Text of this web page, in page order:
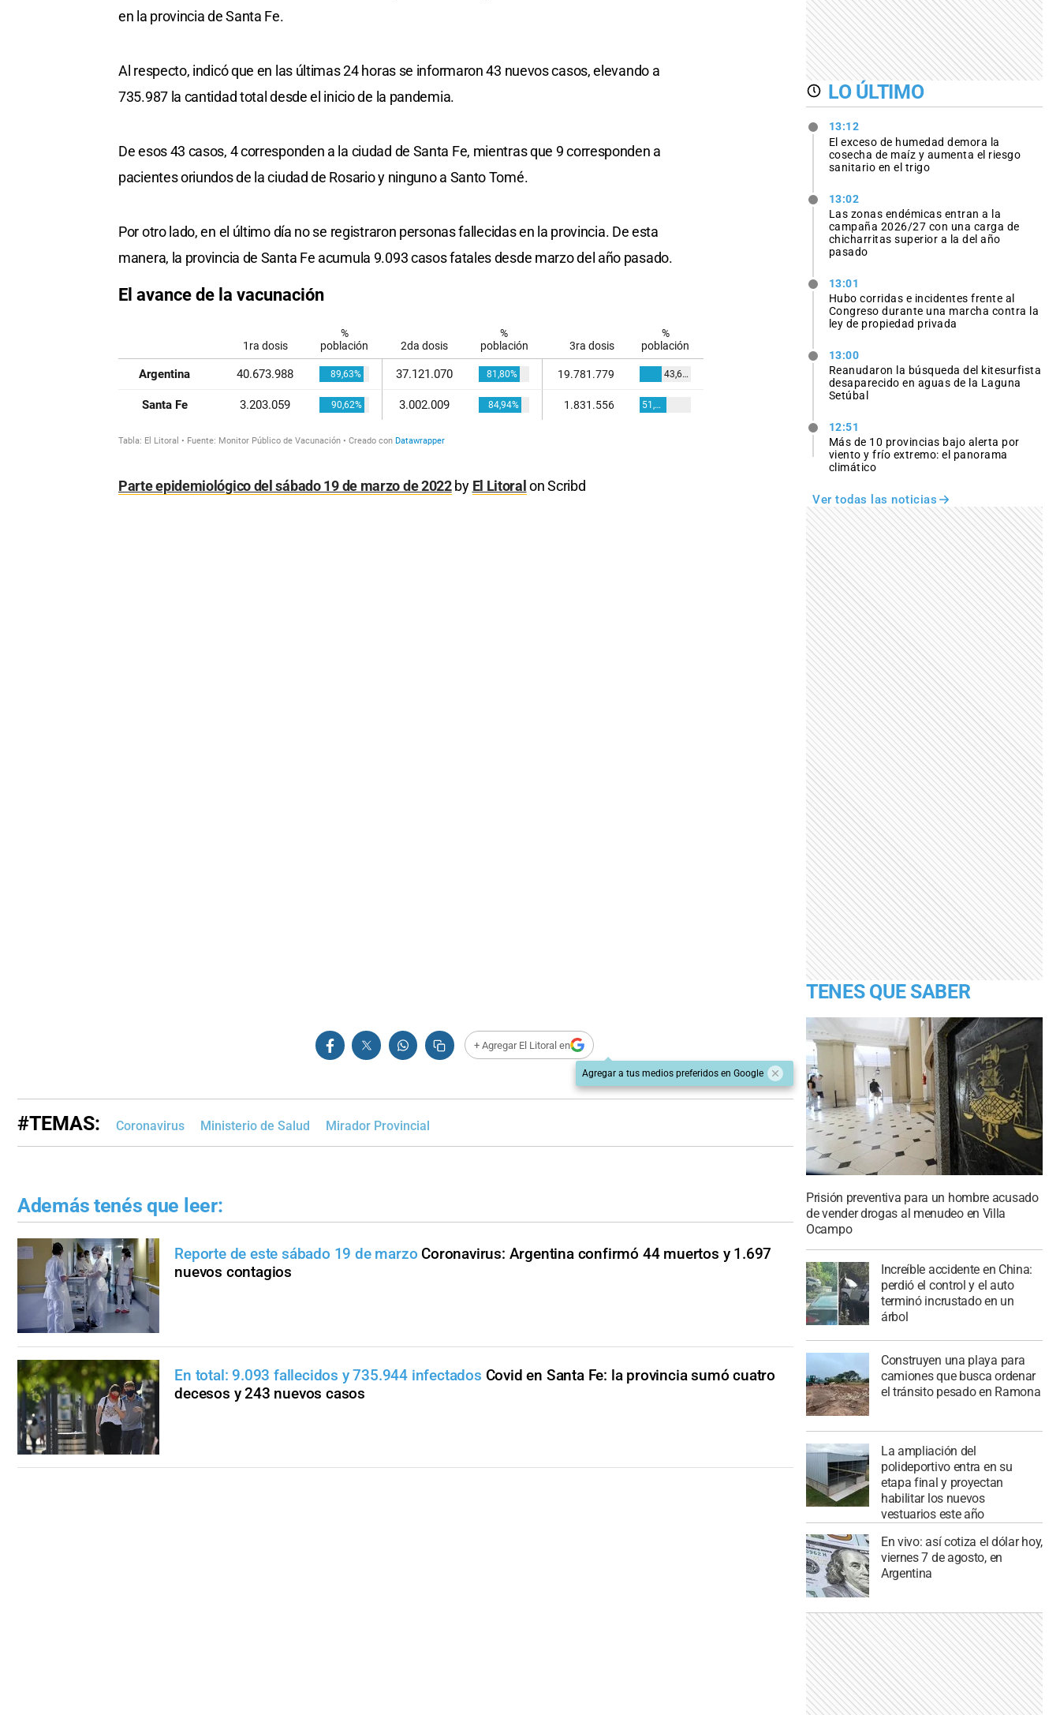
en la provincia de Santa Fe.
Al respecto, indicó que en las últimas 24 horas se informaron 43 nuevos casos, elevando a
735.987 la cantidad total desde el inicio de la pandemia.
De esos 43 casos, 4 corresponden a la ciudad de Santa Fe, mientras que 9 corresponden a
pacientes oriundos de la ciudad de Rosario y ninguno a Santo Tomé.
Por otro lado, en el último día no se registraron personas fallecidas en la provincia. De esta
manera, la provincia de Santa Fe acumula 9.093 casos fatales desde marzo del año pasado.
Parte epidemiológico del sábado 19 de marzo de 2022by El Litoral on Scribd
+ Agregar El Litoral en
Agregar a tus medios preferidos en Google
#TEMAS: Coronavirus Ministerio de Salud Mirador Provincial
Además tenés que leer:
Reporte de este sábado 19 de marzo Coronavirus: Argentina confirmó 44 muertos y 1.697
nuevos contagios
En total: 9.093 fallecidos y 735.944 infectados Covid en Santa Fe: la provincia sumó cuatro
decesos y 243 nuevos casos
LO ÚLTIMO
13:12
El exceso de humedad demora la
cosecha de maíz y aumenta el riesgo
sanitario en el trigo
13:02
Las zonas endémicas entran a la
campaña 2026/27 con una carga de
chicharritas superior a la del año
pasado
13:01
Hubo corridas e incidentes frente al
Congreso durante una marcha contra la
ley de propiedad privada
13:00
Reanudaron la búsqueda del kitesurfista
desaparecido en aguas de la Laguna
Setúbal
12:51
Más de 10 provincias bajo alerta por
viento y frío extremo: el panorama
climático
Ver todas las noticias
TENES QUE SABER
Prisión preventiva para un hombre acusado
de vender drogas al menudeo en Villa
Ocampo
Increíble accidente en China:
perdió el control y el auto
terminó incrustado en un
árbol
Construyen una playa para
camiones que busca ordenar
el tránsito pesado en Ramona
La ampliación del
polideportivo entra en su
etapa final y proyectan
habilitar los nuevos
vestuarios este año
En vivo: así cotiza el dólar hoy,
viernes 7 de agosto, en
Argentina